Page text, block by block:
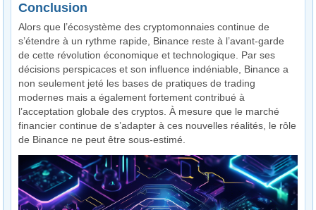
Conclusion
Alors que l’écosystème des cryptomonnaies continue de
s’étendre à un rythme rapide, Binance reste à l’avant-garde
de cette révolution économique et technologique. Par ses
décisions perspicaces et son influence indéniable, Binance a
non seulement jeté les bases de pratiques de trading
modernes mais a également fortement contribué à
l’acceptation globale des cryptos. À mesure que le marché
financier continue de s’adapter à ces nouvelles réalités, le rôle
de Binance ne peut être sous-estimé.